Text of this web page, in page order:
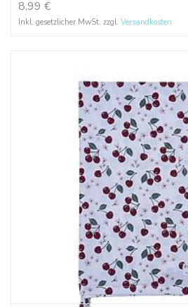
8,99 €
Inkl. gesetzlicher MwSt. zzgl. Versandkosten